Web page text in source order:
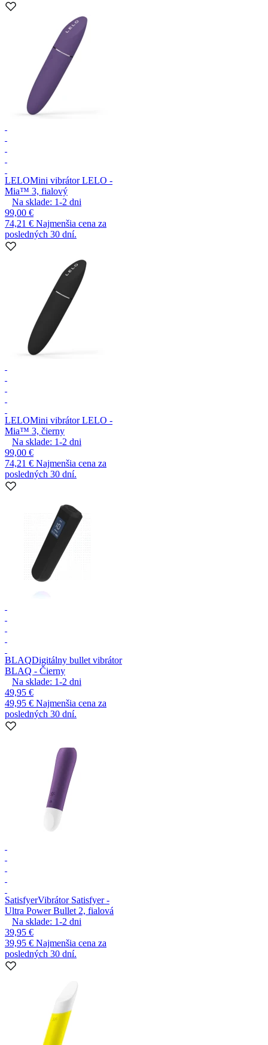
LELOMini vibrátor LELO -
Mia™ 3, fialový
Na sklade: 1-2 dni
99,00 €
74,21 € Najmenšia cena za
posledných 30 dní.
LELOMini vibrátor LELO -
Mia™ 3, čierny
Na sklade: 1-2 dni
99,00 €
74,21 € Najmenšia cena za
posledných 30 dní.
BLAQDigitálny bullet vibrátor
BLAQ - Čierny
Na sklade: 1-2 dni
49,95 €
49,95 € Najmenšia cena za
posledných 30 dní.
SatisfyerVibrátor Satisfyer -
Ultra Power Bullet 2, fialová
Na sklade: 1-2 dni
39,95 €
39,95 € Najmenšia cena za
posledných 30 dní.